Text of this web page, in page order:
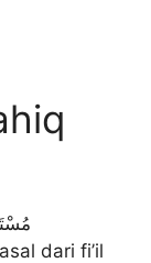
dari fi’il